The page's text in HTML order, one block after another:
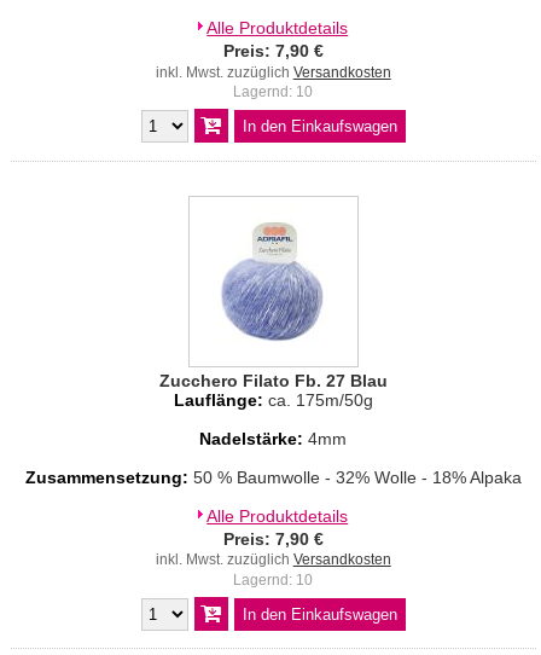
Alle Produktdetails
Preis: 7,90 €
inkl. Mwst. zuzüglich Versandkosten
Lagernd: 10
Zucchero Filato Fb. 27 Blau
Lauflänge: ca. 175m/50g
Nadelstärke: 4mm
Zusammensetzung: 50 % Baumwolle - 32% Wolle - 18% Alpaka
Alle Produktdetails
Preis: 7,90 €
inkl. Mwst. zuzüglich Versandkosten
Lagernd: 10